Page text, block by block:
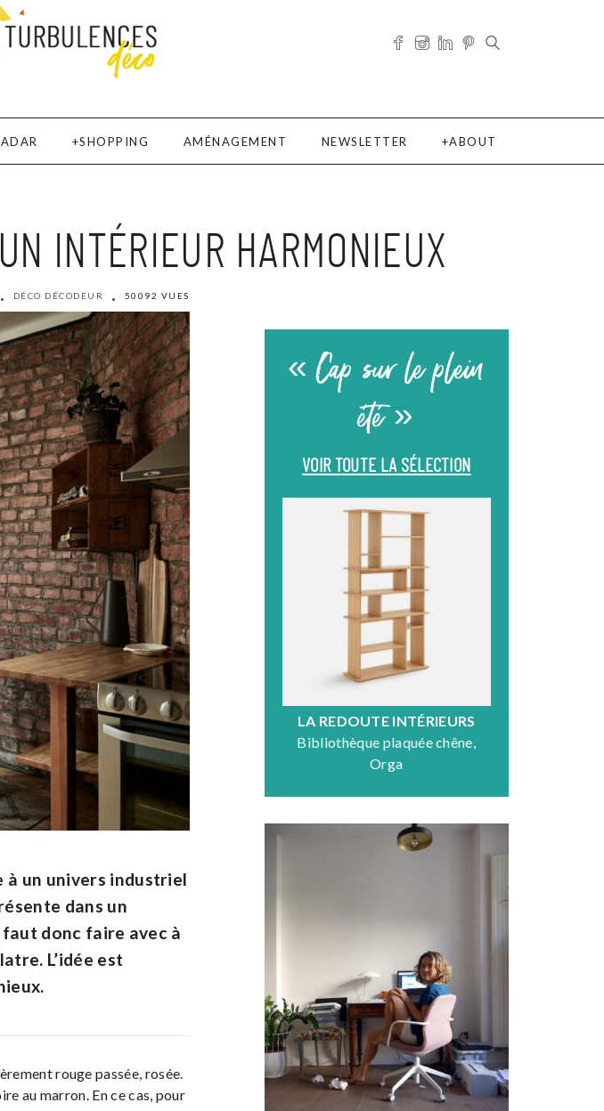
SHOPPING AMÉNAGEMENT NEWSLETTER ABOUT
INTÉRIEUR HARMONIEUX
DÉCO DÉCODEUR 50092 VUES
à un univers industriel
dans un
donc faire avec à
L’idée est
rouge passée, rosée.
au marron. En ce cas, pour
« Cap sur le plein
été »
VOIR TOUTE LA SÉLECTION
LA REDOUTE INTÉRIEURS
Bibliothèque plaquée chêne,
Orga